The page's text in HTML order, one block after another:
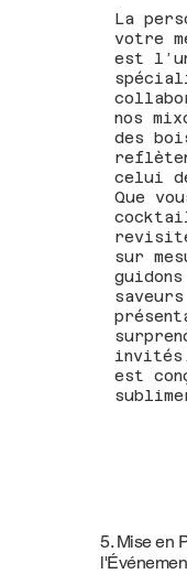
La
votre
est
nos
des
celui
Que
sur
est
5. Mise en